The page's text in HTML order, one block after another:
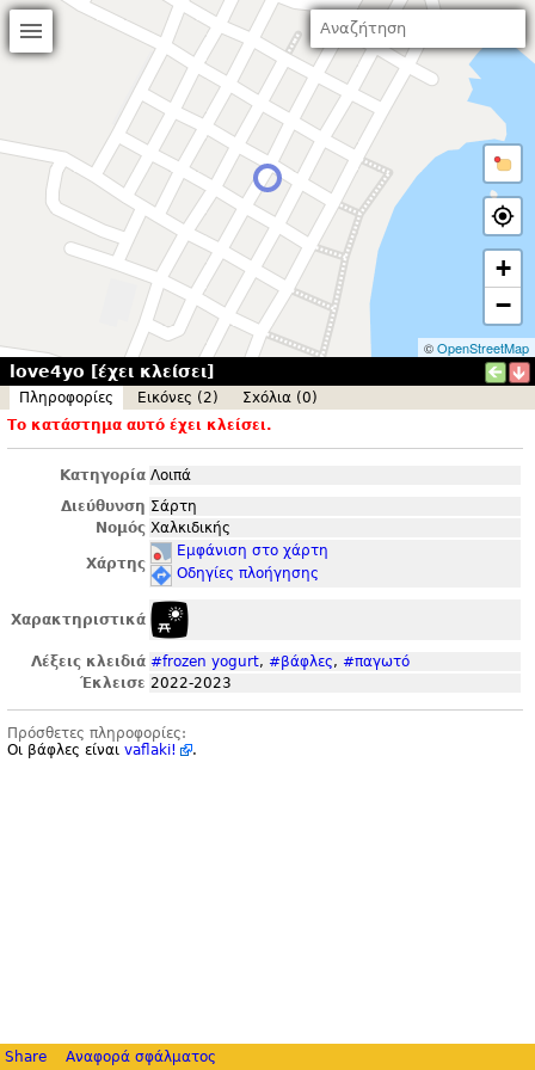
+
−
©OpenStreetMap
love4yo [έχει κλείσει]
Πληροφορίες Εικόνες (2)
Σxόλια (0)
Το κατάστημα αυτό έχει κλείσει.
Κατηγορία Λοιπά
Διεύθυνση Σάρτη
Νομός Χαλκιδικής
Χάρτης
Εμφάνιση στο χάρτη
Οδηγίες πλοήγησης
Χαρακτηριστικά
Λέξεις κλειδιά #frozen yogurt, #βάφλες, #παγωτό
Έκλεισε 2022-2023
Πρόσθετες πληροφορίες:
Οι βάφλες είναι vaflaki! .
Share Αναφορά σφάλματος